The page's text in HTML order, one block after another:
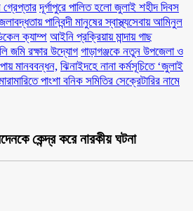
‎দূর্গাপুরে পালিত হলো জুলাই শহীদ দিবস
পানিবন্দী মানুষের স্বাস্থ্যসেবায় আমিনুল
ক্যাম্প আইনি প্রক্রিয়ায় মান্দায় গাছ
রক্ষার উদ্যোগ গাড়াগঞ্জকে নতুন উপজেলা ও
মানববন্ধন, ঝিনাইদহে নানা কর্মসূচিতে ‘জুলাই
পাংশা বনিক সমিতির সেক্রেটারির নামে
কেন্দ্র করে নারকীয় ঘটনা